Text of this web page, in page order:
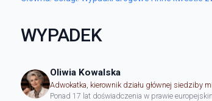
WYPADEK
Oliwia Kowalska
Adwokatka, kierownik działu głównej siedziby
Ponad 17 lat doświadczenia w prawie